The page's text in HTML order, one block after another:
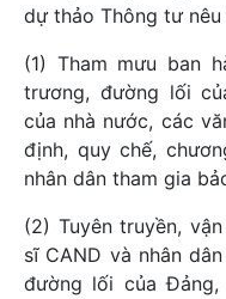
dự thảo Thông tư nêu
(1) Tham mưu ban
trương, đường lối
của nhà nước, các
định, quy chế,
nhân dân tham gia
(2) Tuyên truyền,
sĩ CAND và nhân
đường lối của Đảng,